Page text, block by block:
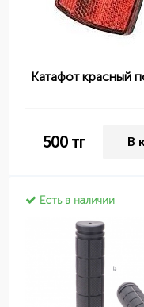
Катафот красный
500 тг В
Есть в наличии